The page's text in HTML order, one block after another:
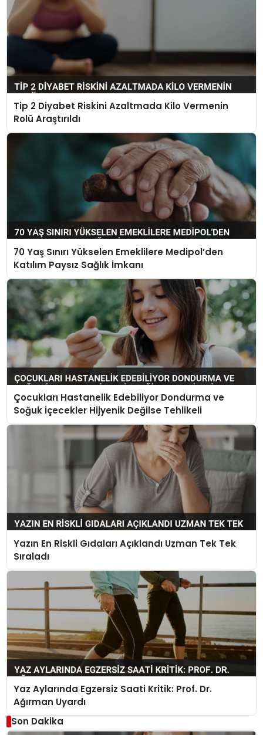
Tip 2 Diyabet Riskini Azaltmada Kilo Vermenin
Rolü Araştırıldı
70 Yaş Sınırı Yükselen Emeklilere Medipol’den
Katılım Paysız Sağlık İmkanı
Çocukları Hastanelik Edebiliyor Dondurma ve
Soğuk İçecekler Hijyenik Değilse Tehlikeli
Yazın En Riskli Gıdaları Açıklandı Uzman Tek Tek
Sıraladı
Yaz Aylarında Egzersiz Saati Kritik: Prof. Dr.
Ağırman Uyardı
Son Dakika